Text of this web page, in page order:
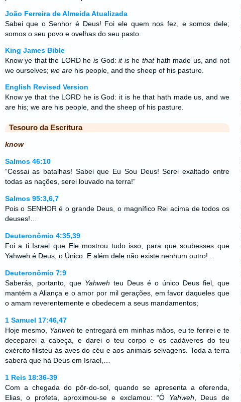
João Ferreira de Almeida Atualizada
Sabei que o Senhor é Deus! Foi ele quem nos fez, e somos dele;
somos o seu povo e ovelhas do seu pasto.
King James Bible
Know ye that the LORD heis God:it ishe thathath made us, and not
we ourselves; we arehis people, and the sheep of his pasture.
English Revised Version
Know ye that the LORD he is God: it is he that hath made us, and we
are his; we are his people, and the sheep of his pasture.
Tesouro da Escritura
know
Salmos 46:10
“Cessai as batalhas! Sabei que Eu Sou Deus! Serei exaltado entre
todas as nações, serei louvado na terra!”
Salmos 95:3,6,7
Pois o SENHOR é o grande Deus, o magnífico Rei acima de todos os
deuses!…
Deuteronômio 4:35,39
Foi a ti Israel que Ele mostrou tudo isso, para que soubesses que
Yahweh é Deus, o Único. E além dele não existe nenhum outro!…
Deuteronômio 7:9
Saberás, portanto, que Yahweh teu Deus é o único Deus fiel, que
mantém a Aliança e o amor por mil gerações, em favor daqueles que
o amam reverentemente e obedecem a seus mandamentos;
1 Samuel 17:46,47
Hoje mesmo, Yahweh te entregará em minhas mãos, eu te ferirei e te
deceparei a cabeça, e darei o teu corpo e os cadáveres do teu
exército filisteu às aves do céu e aos animais selvagens. Toda a terra
saberá que há Deus em Israel,…
1 Reis 18:36-39
Com a chegada do pôr-do-sol, quando se apresenta a oferenda,
Elias, o profeta, aproximou-se e exclamou: “Ó Yahweh , Deus de